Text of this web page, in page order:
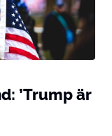
’Trump är